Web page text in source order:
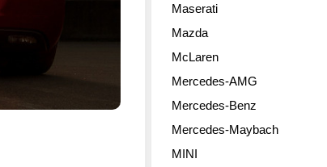
Maserati
Mazda
McLaren
Mercedes-AMG
Mercedes-Benz
Mercedes-Maybach
MINI